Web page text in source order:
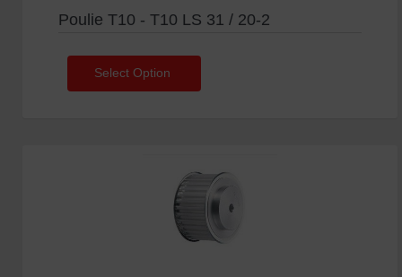
Poulie T10 - T10 LS 31 / 20-2
Select Option